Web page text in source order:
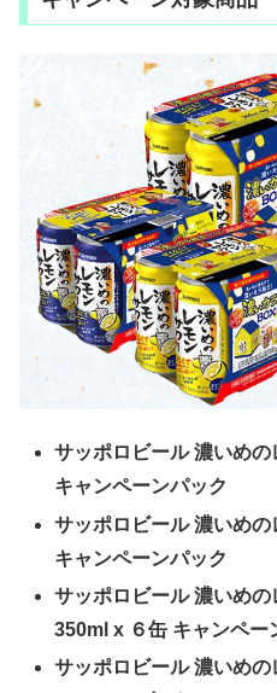
サッポロビール 濃いめ
キャンペーンパック
サッポロビール 濃いめ
キャンペーンパック
サッポロビール 濃いめ
350ml x ６缶 キャンペー
サッポロビール 濃いめ